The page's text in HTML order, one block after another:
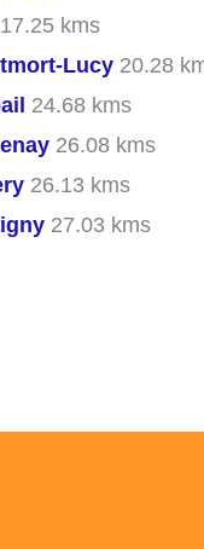
17.25 kms
Lucy 20.28
24.68 kms
26.08 kms
26.13 kms
27.03 kms